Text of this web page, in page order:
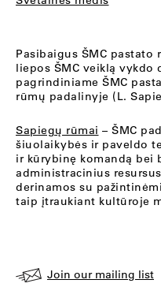
Pasibaigus ŠMC pastato
liepos ŠMC veiklą vykdo
pagrindiniame ŠMC
rūmų padalinyje (L.
Sapiegų rūmai – ŠMC
šiuolaikybės ir paveldo
ir kūrybinę komandą bei
administracinius
derinamos su
taip įtraukiant kultūroje
Join our mailing list